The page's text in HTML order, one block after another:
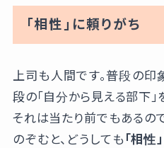
「相性」に頼りがち
上司も人間です。普段の
段の「自分から見える部下」
それは当たり前でもあるの
のぞむと、どうしても 「相性